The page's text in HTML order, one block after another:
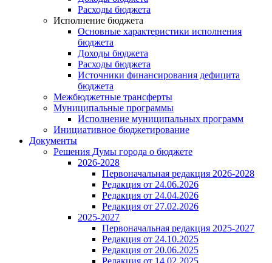
Расходы бюджета
Исполнение бюджета
Основные характеристики исполнения
бюджета
Доходы бюджета
Расходы бюджета
Источники финансирования дефицита
бюджета
Межбюджетные трансферты
Муниципальные программы
Исполнение муниципальных программ
Инициативное бюджетирование
Документы
Решения Думы города о бюджете
2026-2028
Первоначальная редакция 2026-2028
Редакция от 24.06.2026
Редакция от 24.04.2026
Редакция от 27.02.2026
2025-2027
Первоначальная редакция 2025-2027
Редакция от 24.10.2025
Редакция от 20.06.2025
Редакция от 14.02.2025